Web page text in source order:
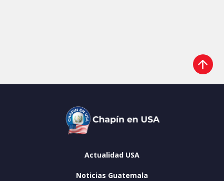
Actualidad USA
Noticias Guatemala